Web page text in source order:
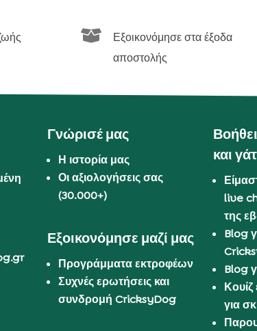

Εξοικονόμησε στα έξοδα
αποστολής
Γνώρισέ μας
Η ιστορία μας
Οι αξιολογήσεις σας
(30.000+)
Εξοικονόμησε μαζί μας
Προγράμματα εκτροφέων
Συχνές ερωτήσεις και
συνδρομή CricksyDog
και
live
της
Blog
Blog
για